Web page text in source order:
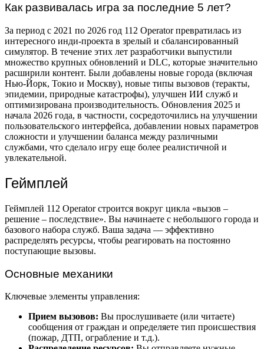
Как развивалась игра за последние 5 лет?
За период с 2021 по 2026 год 112 Operator превратилась из
интересного инди-проекта в зрелый и сбалансированный
симулятор. В течение этих лет разработчики выпустили
множество крупных обновлений и DLC, которые значительно
расширили контент. Были добавлены новые города (включая
Нью-Йорк, Токио и Москву), новые типы вызовов (теракты,
эпидемии, природные катастрофы), улучшен ИИ служб и
оптимизирована производительность. Обновления 2025 и
начала 2026 года, в частности, сосредоточились на улучшении
пользовательского интерфейса, добавлении новых параметров
сложности и улучшении баланса между различными
службами, что сделало игру еще более реалистичной и
увлекательной.
Геймплей
Геймплей 112 Operator строится вокруг цикла «вызов –
решение – последствие». Вы начинаете с небольшого города и
базового набора служб. Ваша задача — эффективно
распределять ресурсы, чтобы реагировать на постоянно
поступающие вызовы.
Основные механики
Ключевые элементы управления:
Прием вызовов: Вы прослушиваете (или читаете)
сообщения от граждан и определяете тип происшествия
(пожар, ДТП, ограбление и т.д.).